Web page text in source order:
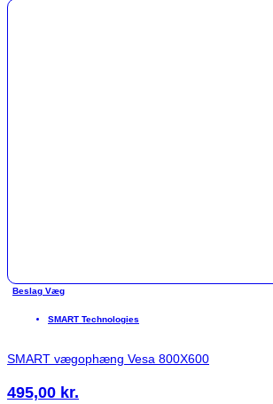
Beslag Væg
SMART Technologies
SMART vægophæng Vesa 800X600
495,00 kr.